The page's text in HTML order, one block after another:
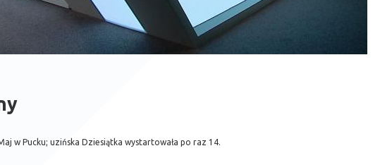
w Pucku; uzińska Dziesiątka wystartowała po raz 14.